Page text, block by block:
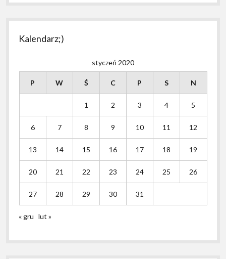
Kalendarz;)
styczeń 2020
P W Ś C P S N
1 2 3 4 5
6 7 8 9 10 11 12
13 14 15 16 17 18 19
20 21 22 23 24 25 26
27 28 29 30 31
« gru lut »